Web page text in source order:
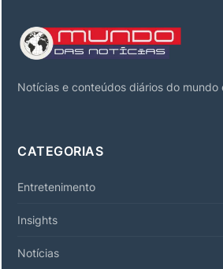
Notícias e conteúdos diários do mundo
CATEGORIAS
Entretenimento
Insights
Notícias